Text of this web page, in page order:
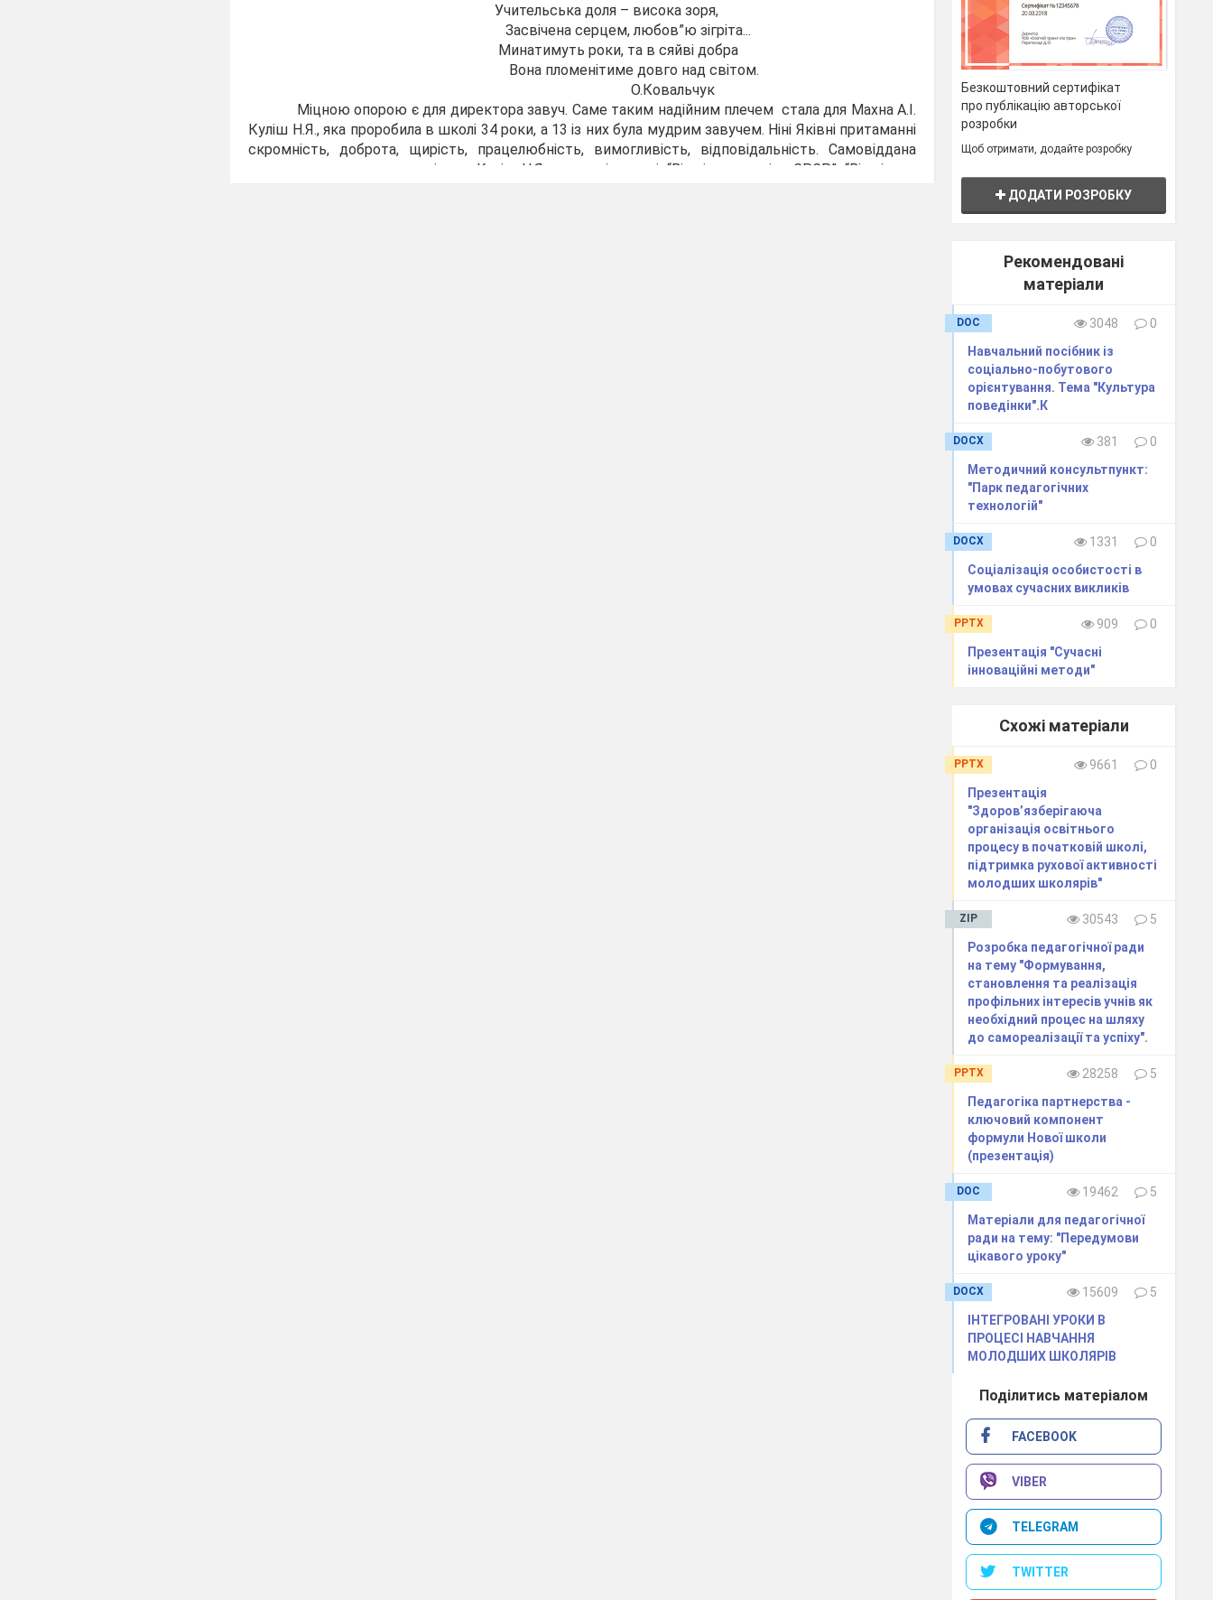
Учительська доля – висока зоря,
Засвічена серцем, любов”ю зігріта...
Минатимуть роки, та в сяйві добра
Вона пломенітиме довго над світом.
О.Ковальчук
Міцною опорою є для директора завуч. Саме таким надійним плечем стала для Махна А.І.
Куліш Н.Я., яка проробила в школі 34 роки, а 13 із них була мудрим завучем. Ніні Яківні притаманні
скромність, доброта, щирість, працелюбність, вимогливість, відповідальність. Самовіддана
праця вчителя належно оцінена. Куліш Н.Я. має такі медалі: “Відмінник освіти СРСР”, “Відмінник
Безкоштовний сертифікат
про публікацію авторської
розробки
Щоб отримати, додайте розробку
ДОДАТИ РОЗРОБКУ
Рекомендовані
матеріали
DOC 3048
0
Навчальний посібник із
соціально-побутового
орієнтування. Тема "Культура
поведінки".К
DOCX 381
0
Методичний консультпункт:
"Парк педагогічних
технологій"
DOCX 1331
0
Соціалізація особистості в
умовах сучасних викликів
PPTX 909
0
Презентація "Сучасні
інноваційні методи"
Схожі матеріали
PPTX 9661
0
Презентація
"Здоров’язберігаюча
організація освітнього
процесу в початковій школі,
підтримка рухової активності
молодших школярів"
ZIP 30543
5
Розробка педагогічної ради
на тему "Формування,
становлення та реалізація
профільних інтересів учнів як
необхідний процес на шляху
до самореалізації та успіху".
PPTX 28258
5
Педагогіка партнерства -
ключовий компонент
формули Нової школи
(презентація)
DOC 19462
5
Матеріали для педагогічної
ради на тему: "Передумови
цікавого уроку"
DOCX 15609
5
ІНТЕГРОВАНІ УРОКИ В
ПРОЦЕСІ НАВЧАННЯ
МОЛОДШИХ ШКОЛЯРІВ
Поділитись матеріалом
FACEBOOK
VIBER
TELEGRAM
TWITTER